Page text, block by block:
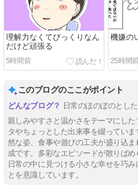
理解力なくてびっくりなん
だけど頑張る
5時間前
機嫌の
25時間
このブログのここがポイント
日常のほのぼのとし
親しみやすさと温かさをテーマにし
タやちょっとした出来事を綴ってい
然な姿、食事や遊びの工夫が盛り込
成です。多彩なエピソードが散りばめ
日常の中に見つける小さな幸せを巧
とを意識しています。